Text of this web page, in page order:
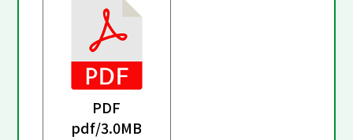
PDF
pdf/3.0MB